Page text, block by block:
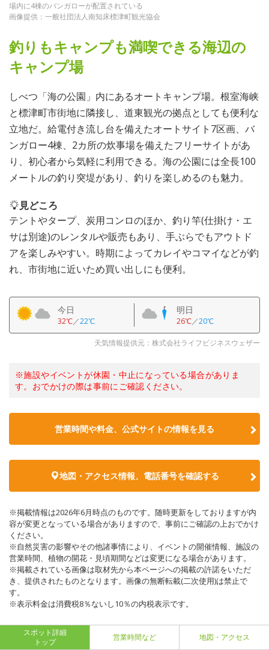
場内に4棟のバンガローが配置されている
画像提供：一般社団法人南知床標津町観光協会
釣りもキャンプも満喫できる海辺の
キャンプ場
しべつ「海の公園」内にあるオートキャンプ場。根室海峡
と標津町市街地に隣接し、道東観光の拠点としても便利な
立地だ。給電付き流し台を備えたオートサイト7区画、バ
ンガロー4棟、2カ所の炊事場を備えたフリーサイトがあ
り、初心者から気軽に利用できる。海の公園には全長100
メートルの釣り突堤があり、釣りを楽しめるのも魅力。
見どころ
テントやタープ、炭用コンロのほか、釣り竿(仕掛け・エ
サは別途)のレンタルや販売もあり、手ぶらでもアウトド
アを楽しみやすい。時期によってカレイやコマイなどが釣
れ、市街地に近いため買い出しにも便利。
今日
32℃／22℃
明日
26℃／20℃
天気情報提供元：株式会社ライフビジネスウェザー
※施設やイベントが休園・中止になっている場合がありま
す。おでかけの際は事前にご確認ください。
営業時間や料金、公式サイトの情報を見る
地図・アクセス情報、電話番号を確認する
※掲載情報は2026年6月時点のものです。随時更新をしておりますが内
容が変更となっている場合がありますので、事前にご確認の上おでかけ
ください。
※自然災害の影響やその他諸事情により、イベントの開催情報、施設の
営業時間、植物の開花・見頃期間などは変更になる場合があります。
※掲載されている画像は取材先から本ページへの掲載の許諾をいただ
き、提供されたものとなります。画像の無断転載(二次使用)は禁止で
す。
※表示料金は消費税8％ないし10％の内税表示です。
スポット詳細
トップ
営業時間など 地図・アクセス